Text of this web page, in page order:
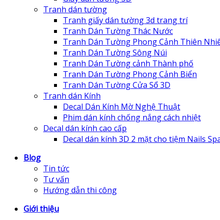
Tranh dán tường
Tranh giấy dán tường 3d trang trí
Tranh Dán Tường Thác Nước
Tranh Dán Tường Phong Cảnh Thiên
Tranh Dán Tường Sông Núi
Tranh Dán Tường cảnh Thành phố
Tranh Dán Tường Phong Cảnh Biển
Tranh Dán Tường Cửa Sổ 3D
Tranh dán Kính
Decal Dán Kính Mờ Nghệ Thuật
Phim dán kính chống nắng cách nhiệt
Decal dán kính cao cấp
Decal dán kính 3D 2 mặt cho tiệm Nails
Blog
Tin tức
Tư vấn
Hướng dẫn thi công
Giới thiệu